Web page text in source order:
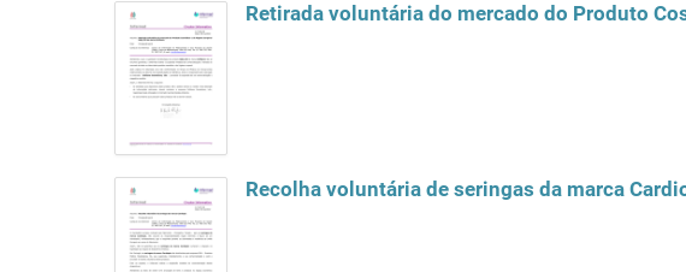
Retirada voluntária do mercado do Produto
Recolha voluntária de seringas da marca